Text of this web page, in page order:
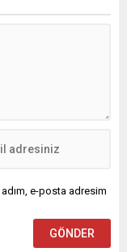
e-posta adresim